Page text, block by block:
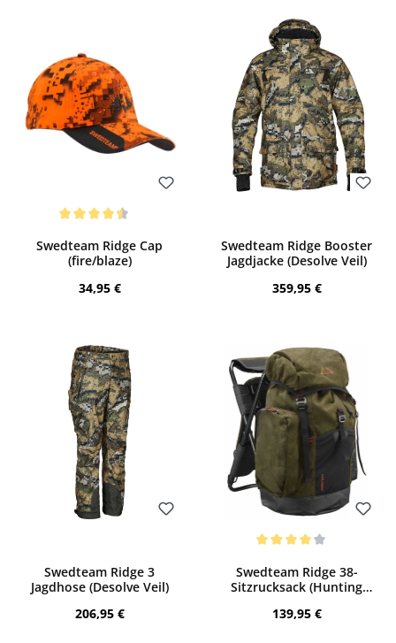
Bewerten
Swedteam Ridge Cap
(fire/blaze)
Regulärer Preis:
34,95 €
Swedteam Ridge Booster
Jagdjacke (Desolve Veil)
Regulärer Preis:
359,95 €
Swedteam Ridge 3
Jagdhose (Desolve Veil)
Regulärer Preis:
206,95 €
Bewerten
Swedteam Ridge 38-
Sitzrucksack (Hunting
Regulärer Preis:
139,95 €